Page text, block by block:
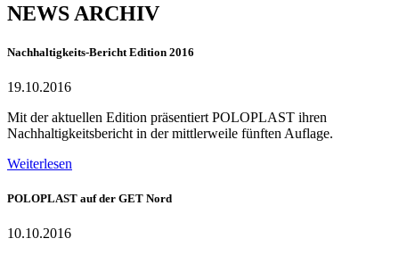
NEWS ARCHIV
Nachhaltigkeits-Bericht Edition 2016
19.10.2016
Mit der aktuellen Edition präsentiert POLOPLAST ihren
Nachhaltigkeitsbericht in der mittlerweile fünften Auflage.
Weiterlesen
POLOPLAST auf der GET Nord
10.10.2016